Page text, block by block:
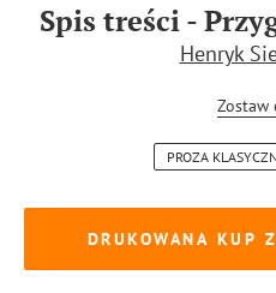
Spis treści-
Henryk
Zostaw
PROZA
DRUKOWANA KUP